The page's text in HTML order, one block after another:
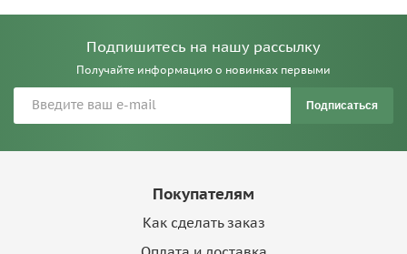
Подпишитесь на нашу рассылку
Получайте информацию о новинках первыми
Подписаться
Покупателям
Как сделать заказ